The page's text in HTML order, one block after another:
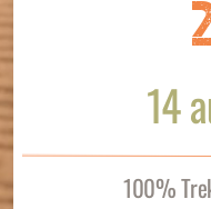
14
100%